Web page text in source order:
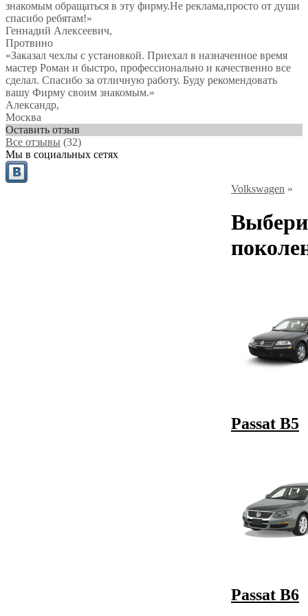
знакомым обращаться в эту фирму.Не реклама,просто от души
спасибо ребятам!»
Геннадий Алексеевич,
Протвино
«Заказал чехлы с установкой. Приехал в назначенное время
мастер Роман и быстро, профессионально и качественно все
сделал. Спасибо за отличную работу. Буду рекомендовать
вашу Фирму своим знакомым.»
Александр,
Москва
Оставить отзыв
Все отзывы (32)
Мы в социальных сетях
Volkswagen »
Passat B5
Passat B6